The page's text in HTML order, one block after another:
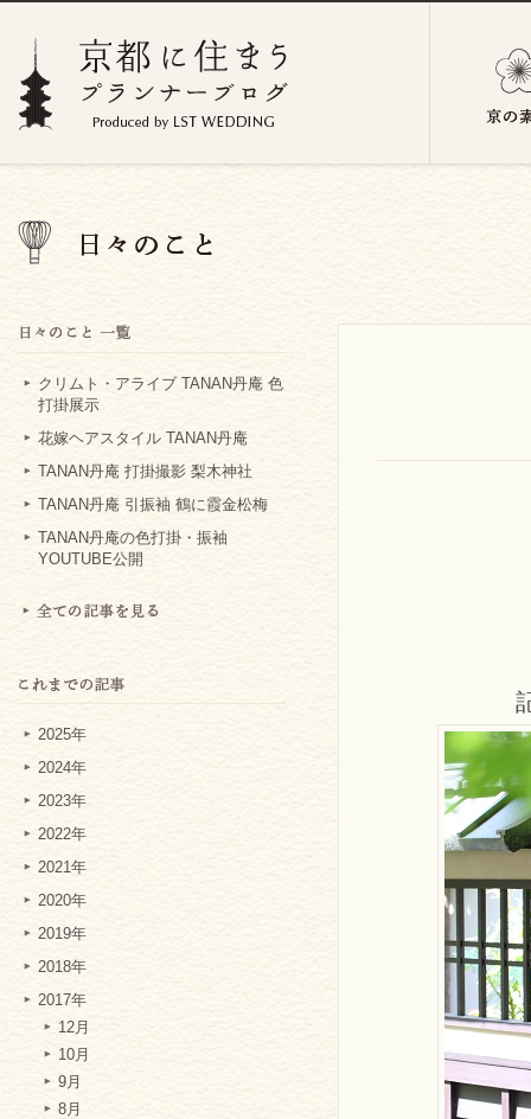
クリムト・アライブ TANAN丹庵 色
打掛展示
花嫁ヘアスタイル TANAN丹庵
TANAN丹庵 打掛撮影 梨木神社
TANAN丹庵 引振袖 鶴に霞金松梅
TANAN丹庵の色打掛・振袖
YOUTUBE公開
2025年
2024年
2023年
2022年
2021年
2020年
2019年
2018年
2017年
12月
10月
9月
8月